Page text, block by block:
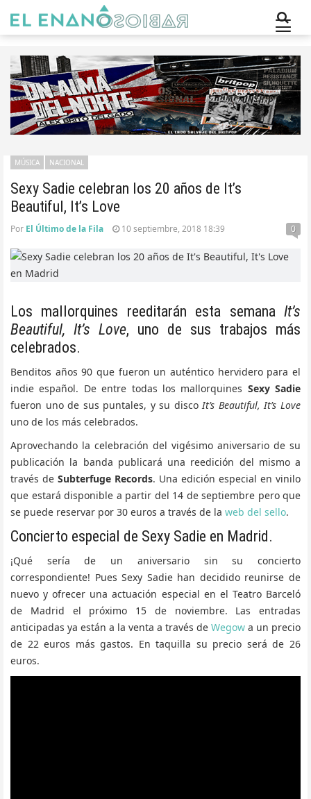
Sexy Sadie celebran los 20 años de It’s
Beautiful, It’s Love
MÚSICA NACIONAL
Por El Último de la Fila 10 septiembre, 2018 18:39 0
Los mallorquines reeditarán esta semana It’s
Beautiful, It’s Love, uno de sus trabajos más
celebrados.
Benditos años 90 que fueron un auténtico hervidero para el
indie español. De entre todas los mallorquines Sexy Sadie
fueron uno de sus puntales, y su discoIt’s Beautiful, It’s Love
uno de los más celebrados.
Aprovechando la celebración del vigésimo aniversario de su
publicación la banda publicará una reedición del mismo a
través de Subterfuge Records. Una edición especial en vinilo
que estará disponible a partir del 14 de septiembre pero que
se puede reservar por 30 euros a través de la web del sello.
Concierto especial de Sexy Sadie en Madrid.
¡Qué sería de un aniversario sin su concierto
correspondiente! Pues Sexy Sadie han decidido reunirse de
nuevo y ofrecer una actuación especial en el Teatro Barceló
de Madrid el próximo 15 de noviembre. Las entradas
anticipadas ya están a la venta a través de Wegow a un precio
de 22 euros más gastos. En taquilla su precio será de 26
euros.